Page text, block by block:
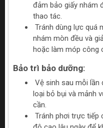
đảm bảo giấy nhám
thao tác.
Tránh dùng lực quá
nhám mòn đều và
hoặc làm móp công
Bảo trì bảo dưỡng:
Vệ sinh sau mỗi lần
loại bỏ bụi và mảnh
cần.
Tránh phơi trực tiếp